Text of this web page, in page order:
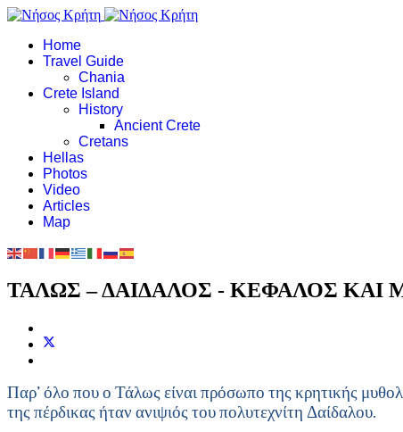
Home
Travel Guide
Chania
Crete Island
History
Ancient Crete
Cretans
Hellas
Photos
Video
Articles
Map
ΤΑΛΩΣ – ΔΑΙΔΑΛΟΣ - ΚΕΦΑΛΟΣ ΚΑΙ
Παρ’ όλο που ο Τάλως είναι πρόσωπο της κρητικής
της πέρδικας ήταν ανιψιός του πολυτεχνίτη Δαίδαλου.